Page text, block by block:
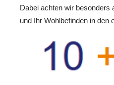
Dabei achten wir besonders
und Ihr Wohlbefinden in den